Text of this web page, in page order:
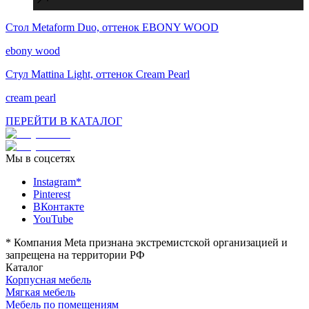
Соблюдаем сроки, необходимые для успешной
Стол Metaform Duo, оттенок EBONY WOOD
ebony wood
Стул Mattina Light, оттенок Cream Pearl
cream pearl
ПЕРЕЙТИ В КАТАЛОГ
Мы в соцсетях
Instagram*
Pinterest
ВКонтакте
YouTube
* Компания Meta признана экстремистской организацией и
запрещена на территории РФ
Каталог
Корпусная мебель
Мягкая мебель
Мебель по помещениям